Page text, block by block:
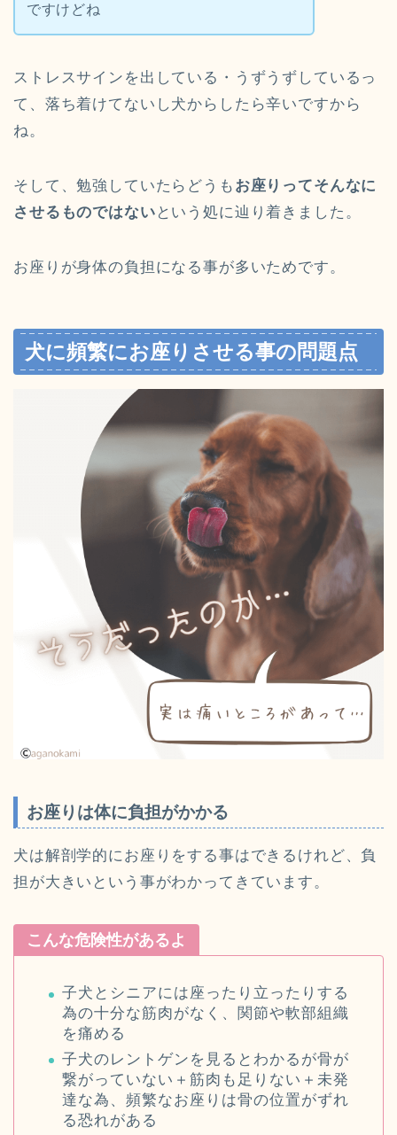
ですけどね
ストレスサインを出している・うずうずしているっ
て、落ち着けてないし犬からしたら辛いですから
ね。
そして、勉強していたらどうも お座りってそんなに
させるものではない という処に辿り着きました。
お座りが身体の負担になる事が多いためです。
犬に頻繁にお座りさせる事の問題点
お座りは体に負担がかかる
犬は解剖学的にお座りをする事はできるけれど、負
担が大きいという事がわかってきています。
こんな危険性があるよ
子犬とシニアには座ったり立ったりする
為の十分な筋肉がなく、関節や軟部組織
を痛める
子犬のレントゲンを見るとわかるが骨が
繋がっていない＋筋肉も足りない＋未発
達な為、頻繁なお座りは骨の位置がずれ
る恐れがある